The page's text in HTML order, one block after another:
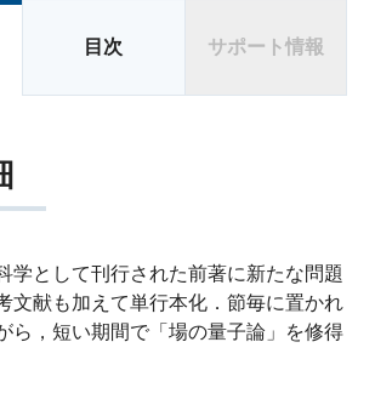
目次 サポート情報
学として刊行された前著に新たな問題
文献も加えて単行本化．節毎に置かれ
ら，短い期間で「場の量子論」を修得